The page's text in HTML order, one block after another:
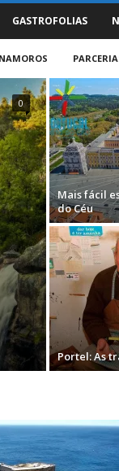
GASTROFOLIAS
NAMOROS
0
Mais fácil
do Céu
Portel: As